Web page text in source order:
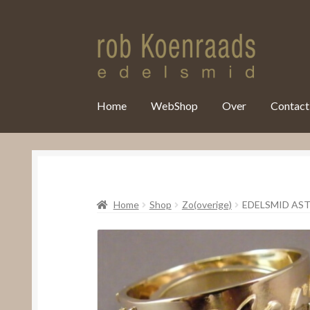
Home WebShop Over Contact
Home Shop Zo(overige) EDELSMID